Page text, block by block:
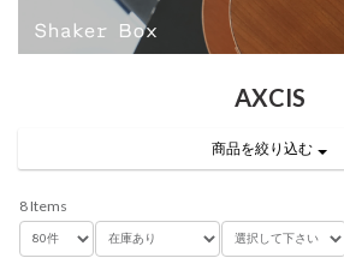
AXCIS
商品を絞り込む
8 Items